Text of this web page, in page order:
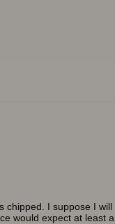
I suppose I
would expect at least